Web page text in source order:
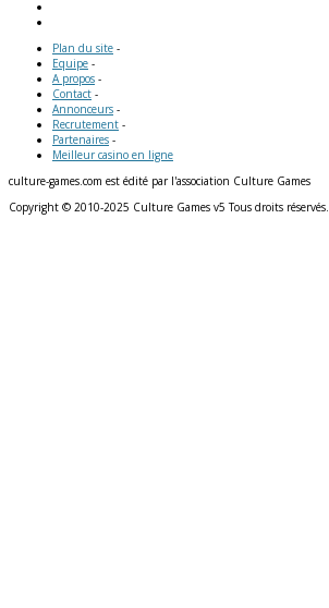
Plan du site -
Equipe -
A propos -
Contact -
Annonceurs -
Recrutement -
Partenaires -
Meilleur casino en ligne
culture-games.com est édité par l'association Culture Games
Copyright © 2010-2025 Culture Games v5 Tous droits réservés.